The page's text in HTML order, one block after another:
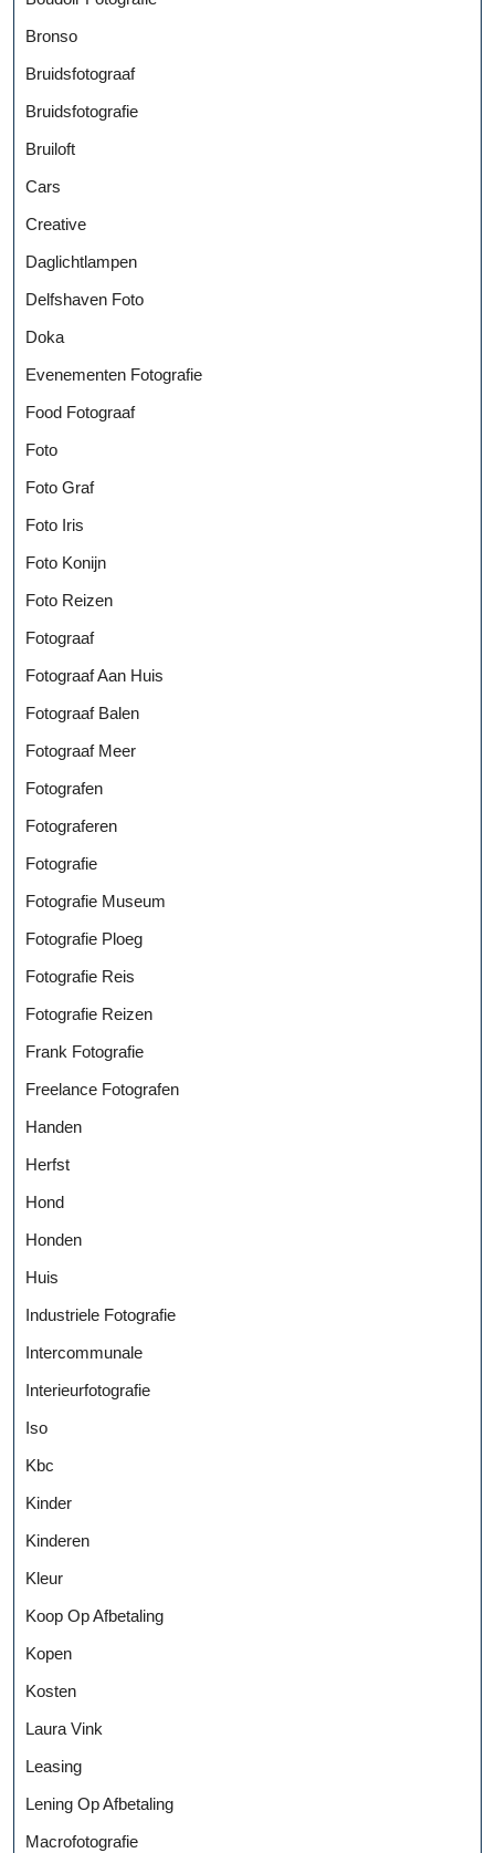
Bronso
Bruidsfotograaf
Bruidsfotografie
Bruiloft
Cars
Creative
Daglichtlampen
Delfshaven Foto
Doka
Evenementen Fotografie
Food Fotograaf
Foto
Foto Graf
Foto Iris
Foto Konijn
Foto Reizen
Fotograaf
Fotograaf Aan Huis
Fotograaf Balen
Fotograaf Meer
Fotografen
Fotograferen
Fotografie
Fotografie Museum
Fotografie Ploeg
Fotografie Reis
Fotografie Reizen
Frank Fotografie
Freelance Fotografen
Handen
Herfst
Hond
Honden
Huis
Industriele Fotografie
Intercommunale
Interieurfotografie
Iso
Kbc
Kinder
Kinderen
Kleur
Koop Op Afbetaling
Kopen
Kosten
Laura Vink
Leasing
Lening Op Afbetaling
Macrofotografie